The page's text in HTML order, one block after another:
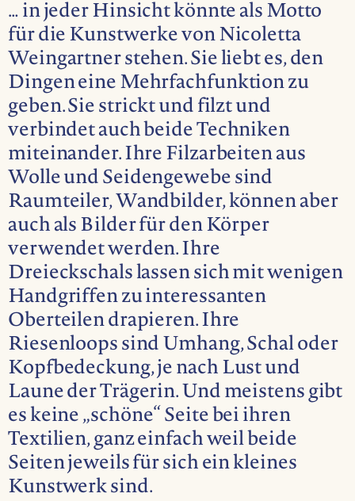
… in jeder Hinsicht könnte als Motto
für die Kunstwerke von Nicoletta
Weingartner stehen. Sie liebt es, den
Dingen eine Mehrfachfunktion zu
geben. Sie strickt und filzt und
verbindet auch beide Techniken
miteinander. Ihre Filzarbeiten aus
Wolle und Seidengewebe sind
Raumteiler, Wandbilder, können aber
auch als Bilder für den Körper
verwendet werden. Ihre
Dreieckschals lassen sich mit wenigen
Handgriffen zu interessanten
Oberteilen drapieren. Ihre
Riesenloops sind Umhang, Schal oder
Kopfbedeckung, je nach Lust und
Laune der Trägerin. Und meistens gibt
es keine „schöne“ Seite bei ihren
Textilien, ganz einfach weil beide
Seiten jeweils für sich ein kleines
Kunstwerk sind.